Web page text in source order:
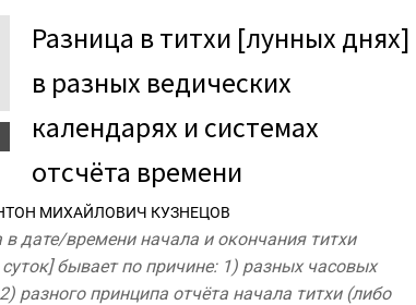
Разница в титхи [лунных днях]
в разных ведических
календарях и системах
отсчёта времени
МИХАЙЛОВИЧ КУЗНЕЦОВ
в дате/времени начала и окончания титхи
бывает по причине: 1) разных часовых
разного принципа отчёта начала титхи (либо